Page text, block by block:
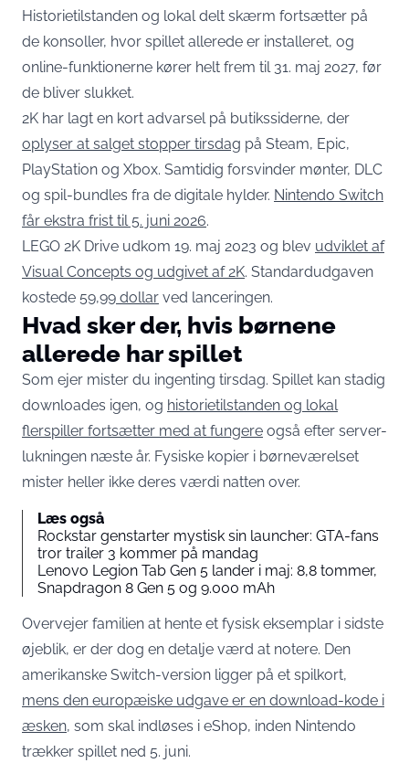
Historietilstanden og lokal delt skærm fortsætter på
de konsoller, hvor spillet allerede er installeret, og
online-funktionerne kører helt frem til 31. maj 2027, før
de bliver slukket.
2K har lagt en kort advarsel på butikssiderne, der
oplyser at salget stopper tirsdag på Steam, Epic,
PlayStation og Xbox. Samtidig forsvinder mønter, DLC
og spil-bundles fra de digitale hylder. Nintendo Switch
får ekstra frist til 5. juni 2026.
LEGO 2K Drive udkom 19. maj 2023 og blev udviklet af
Visual Concepts og udgivet af 2K. Standardudgaven
kostede 59,99 dollar ved lanceringen.
Hvad sker der, hvis børnene
allerede har spillet
Som ejer mister du ingenting tirsdag. Spillet kan stadig
downloades igen, og historietilstanden og lokal
flerspiller fortsætter med at fungere også efter server-
lukningen næste år. Fysiske kopier i børneværelset
mister heller ikke deres værdi natten over.
Læs også
Rockstar genstarter mystisk sin launcher: GTA-fans
tror trailer 3 kommer på mandag
Lenovo Legion Tab Gen 5 lander i maj: 8,8 tommer,
Snapdragon 8 Gen 5 og 9.000 mAh
Overvejer familien at hente et fysisk eksemplar i sidste
øjeblik, er der dog en detalje værd at notere. Den
amerikanske Switch-version ligger på et spilkort,
mens den europæiske udgave er en download-kode i
æsken, som skal indløses i eShop, inden Nintendo
trækker spillet ned 5. juni.